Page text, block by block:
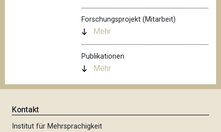
Forschungsprojekt (Mitarbeit)
Mehr
Publikationen
Mehr
Kontakt
Institut für Mehrsprachigkeit